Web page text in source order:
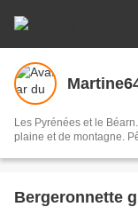
Les Pyrénées et le
plaine et de montagne.
Bergeronnette